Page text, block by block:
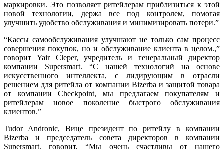
маркировки. Это позволяет ритейлерам приблизиться к этой
новой технологии, держа все под контролем, помогая
улучшить удобство обслуживания и минимизировать потери.”
“Кассы самообслуживания улучшают не только сам процесс
совершения покупок, но и обслуживание клиента в целом.,”
говорит Yair Cleper, учредитель и генеральный директор
компании Supersmart. “С нашей технологий на основе
искусственного интеллекта, с лидирующим в отрасли
решением для ритейла от компании Bizerba и защитой товара
от компании Checkpoint, мы предлагаем покупателям и
ритейлерам новое поколение быстрого обслуживания
клиентов.”
Tudor Andronic, Вице президент по ритейлу в компании
Bizerba и председатель совета директоров в компании
Supersmart, говорит, “Мы очень счастливы от нашего